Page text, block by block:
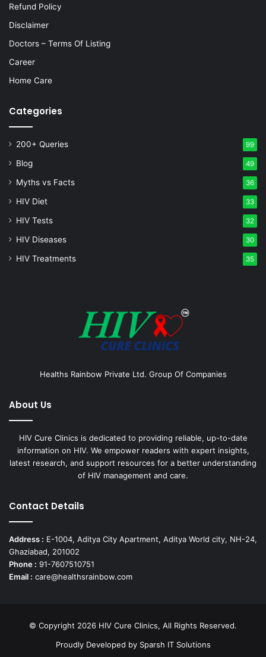
Refund Policy
Disclaimer
Doctors – Terms Of Listing
Career
Home Care
Categories
200+ Queries 99
Blog 49
Myths vs Facts 36
HIV Diet 33
HIV Tests 32
HIV Diseases 30
HIV Treatments 35
Healths Rainbow Private Ltd. Group Of Companies
About Us
HIV Cure Clinics is dedicated to providing reliable, up-to-date
information on HIV. We empower readers with expert insights,
latest research, and support resources for a better understanding
of HIV management and care.
Contact Details
Address : E-1004, Aditya City Apartment, Aditya World city, NH-24,
Ghaziabad, 201002
Phone : 91-7607510751
Email : care@healthsrainbow.com
© Copyright 2026 HIV Cure Clinics, All Rights Reserved.
Proudly Developed by Sparsh IT Solutions